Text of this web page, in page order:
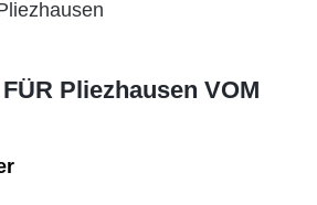
Pliezhausen VOM